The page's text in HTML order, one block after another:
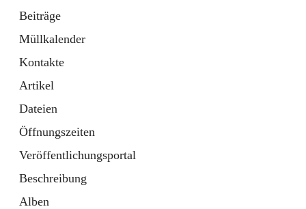
Beiträge
Müllkalender
Kontakte
Artikel
Dateien
Öffnungszeiten
Veröffentlichungsportal
Beschreibung
Alben
Ordner
in
Tab
Formulare
Artikel
öffnet
in
neuem
Tab